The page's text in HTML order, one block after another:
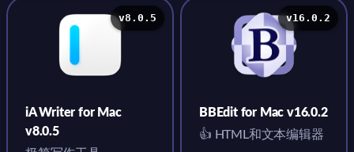
v8.0.5
iA Writer for Mac
v8.0.5
v16.0.2
BBEdit for Mac v16.0.2
👍 HTML和文本编辑器